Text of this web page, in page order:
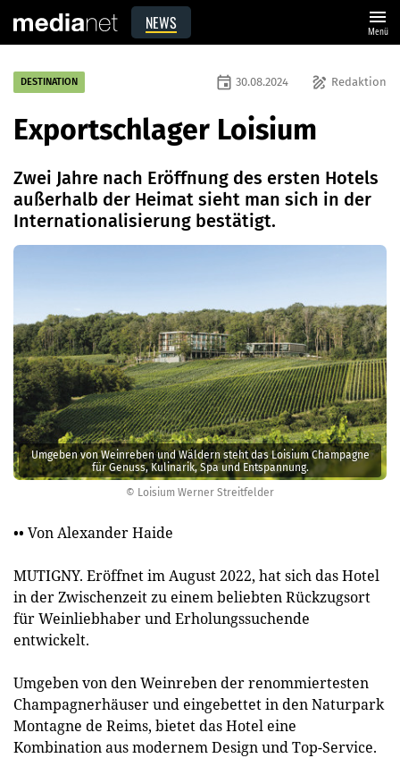
NEWS menu
Menü
© Loisium Werner Streitfelder
Umgeben von Weinreben und Wäldern steht das Loisium Champagne
für Genuss, Kulinarik, Spa und Entspannung.
DESTINATION draw Redaktion
event 30.08.2024
Exportschlager Loisium
Zwei Jahre nach Eröffnung des ersten Hotels
außerhalb der Heimat sieht man sich in der
Internationalisierung bestätigt.
•• Von Alexander Haide
MUTIGNY. Eröffnet im August 2022, hat sich das Hotel
in der Zwischenzeit zu einem beliebten Rückzugsort
für Weinliebhaber und Erholungssuchende
entwickelt.
Umgeben von den Weinreben der renommiertesten
Champagnerhäuser und eingebettet in den Naturpark
Montagne de Reims, bietet das Hotel eine
Kombination aus modernem Design und Top-Service.